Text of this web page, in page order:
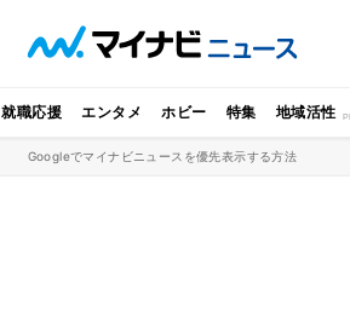
就職応援 エンタメ ホビー 特集 地域活性
Googleでマイナビニュースを優先表示する方法